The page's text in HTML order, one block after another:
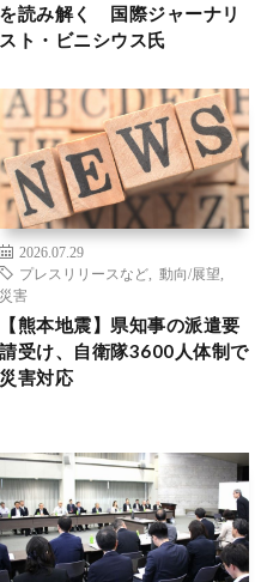
を読み解く 国際ジャーナリ
スト・ビニシウス氏
2026.07.29
プレスリリースなど
動向/展望
災害
【熊本地震】県知事の派遣要
請受け、自衛隊3600人体制で
災害対応